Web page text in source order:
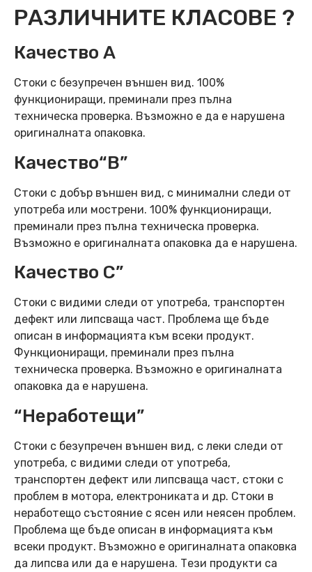
РАЗЛИЧНИТЕ КЛАСОВЕ ?
Качество А
Стоки с безупречен външен вид. 100%
функциониращи, преминали през пълна
техническа проверка. Възможно е да е нарушена
оригиналната опаковка.
Качество“B”
Стоки с добър външен вид, с минимални следи от
употреба или мострени. 100% функциониращи,
преминали през пълна техническа проверка.
Възможно е оригиналната опаковка да е нарушена.
Качество C”
Стоки с видими следи от употреба, транспортен
дефект или липсваща част. Проблема ще бъде
описан в информацията към всеки продукт.
Функциониращи, преминали през пълна
техническа проверка. Възможно е оригиналната
опаковка да е нарушена.
“Неработещи”
Стоки с безупречен външен вид, с леки следи от
употреба, с видими следи от употреба,
транспортен дефект или липсваща част, стоки с
проблем в мотора, електрониката и др. Стоки в
неработещо състояние с ясен или неясен проблем.
Проблема ще бъде описан в информацията към
всеки продукт. Възможно е оригиналната опаковка
да липсва или да е нарушена. Тези продукти са